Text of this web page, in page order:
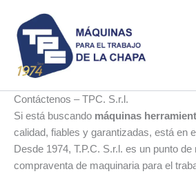
contenido
Contáctenos – TPC. S.r.l.
Si está buscando máquinas
calidad, fiables y garantizadas, está en
Desde 1974, T.P.C. S.r.l. es un punto
compraventa de maquinaria para el